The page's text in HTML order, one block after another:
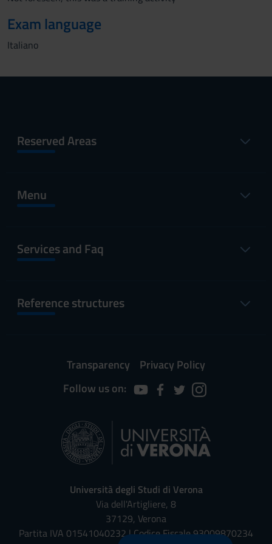
Exam language
Italiano
Reserved Areas
Menu
Services and Faq
Reference structures
Transparency
Privacy Policy
Follow us on:
Università degli Studi di Verona
Via dell'Artigliere, 8
37129, Verona
Partita IVA 01541040232 | Codice Fiscale 93009870234